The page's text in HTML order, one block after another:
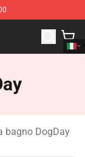
Shop
bagno DogDay